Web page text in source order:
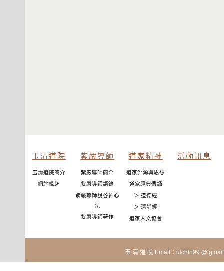
玉清道院
玉清道院簡介
網站緣起
紫嚴導師
紫嚴導師簡介
紫嚴導師語錄
紫嚴導師說谷神心
法
紫嚴導師著作
道家精神
道家淵源與思想
道家經典傳誦
＞ 道德經
＞ 清靜經
道家人文協會
活動訊息
玉 清 道 院 Email：uichin99 @